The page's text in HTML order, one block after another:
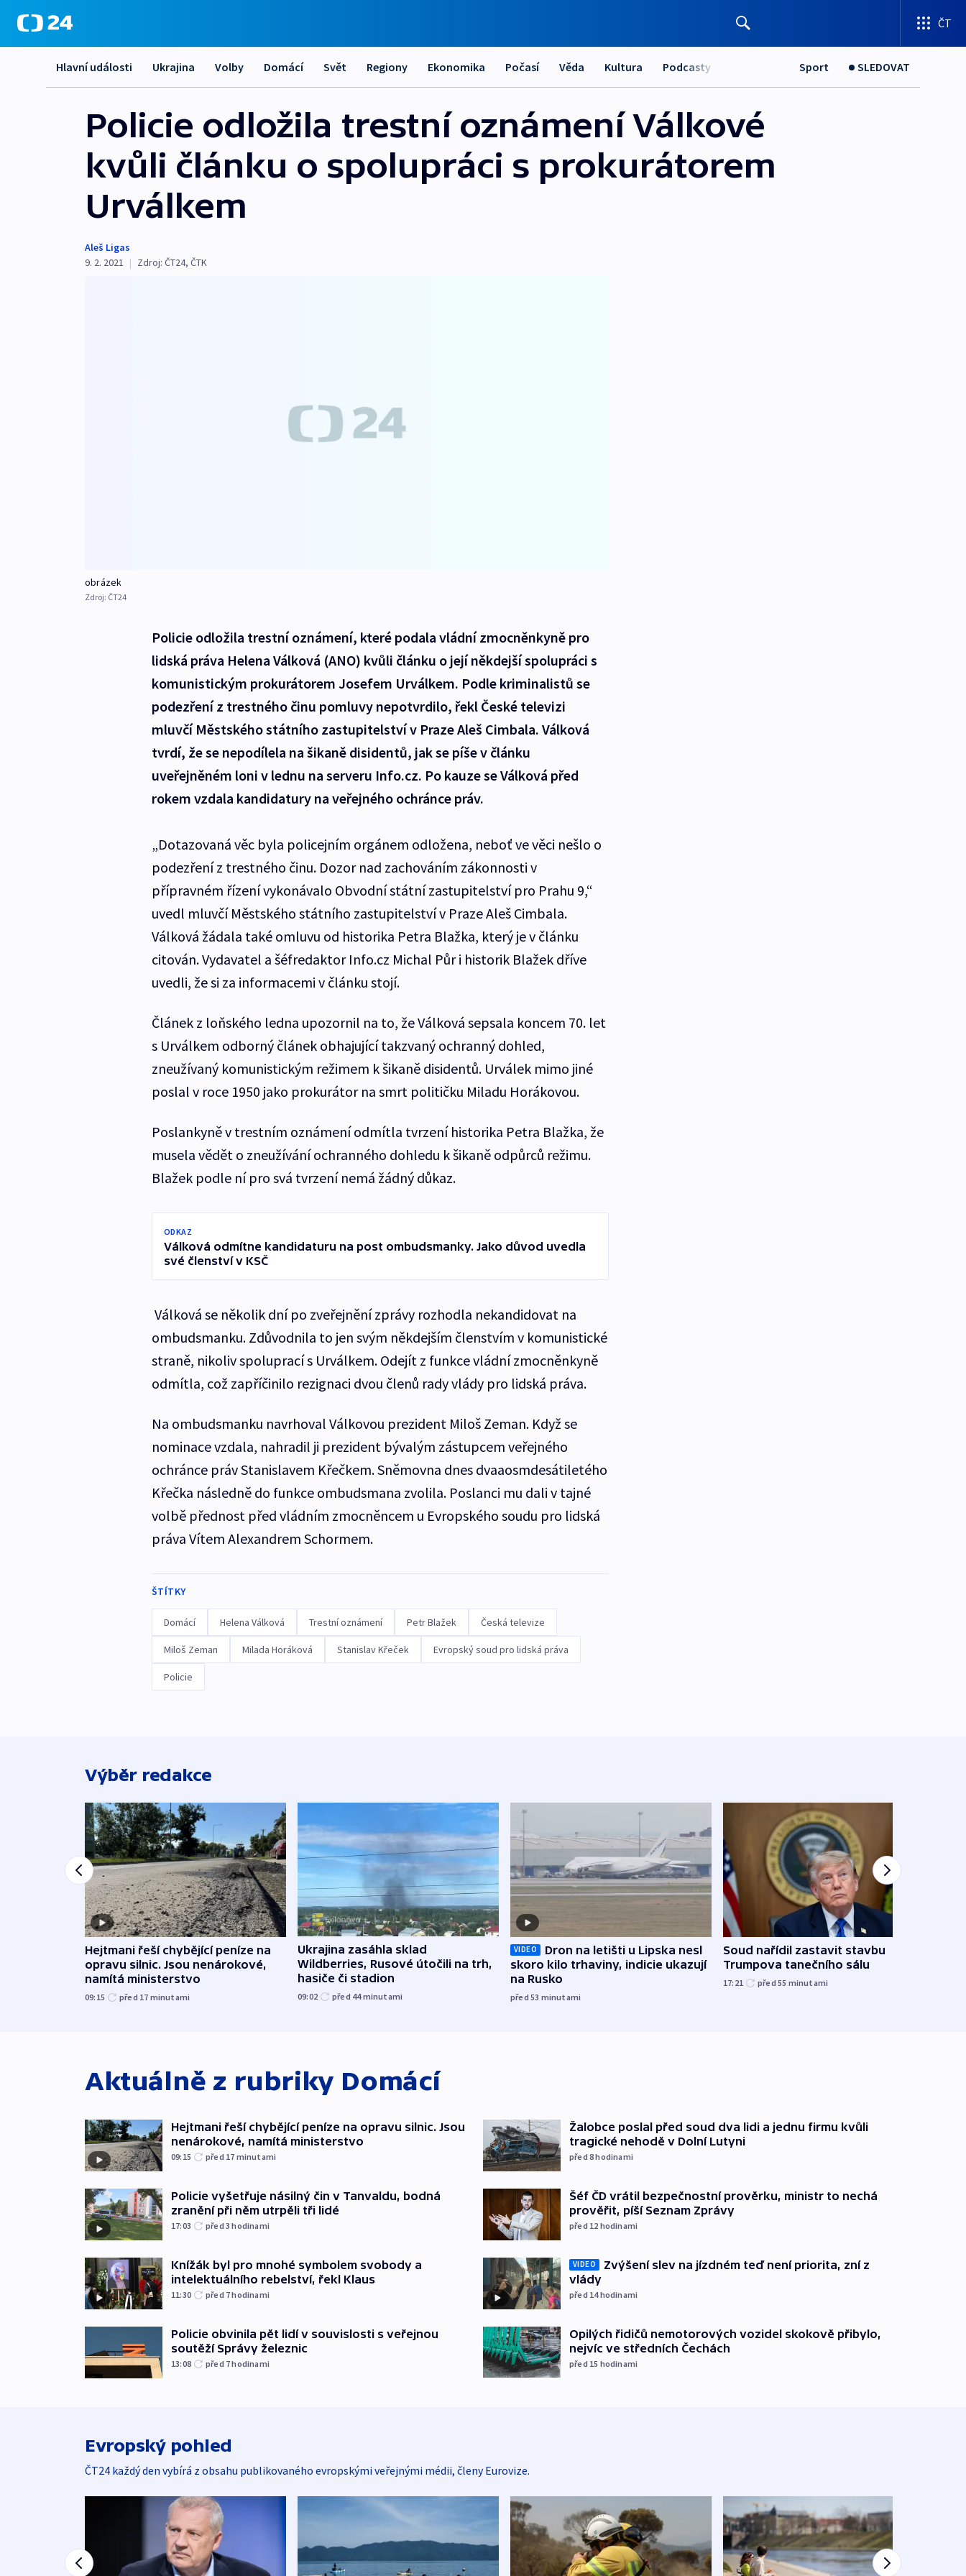
ČT
Hlavní události Ukrajina Volby Domácí Svět Regiony Ekonomika Počasí Věda Kultura Podcasty Sport SLEDOVAT
Policie odložila trestní oznámení Válkové
kvůli článku o spolupráci s prokurátorem
Urválkem
Aleš Ligas
9. 2. 2021 | Zdroj: ČT24, ČTK
obrázek
Zdroj: ČT24
Policie odložila trestní oznámení, které podala vládní zmocněnkyně pro
lidská práva Helena Válková (ANO) kvůli článku o její někdejší spolupráci s
komunistickým prokurátorem Josefem Urválkem. Podle kriminalistů se
podezření z trestného činu pomluvy nepotvrdilo, řekl České televizi
mluvčí Městského státního zastupitelství v Praze Aleš Cimbala. Válková
tvrdí, že se nepodílela na šikaně disidentů, jak se píše v článku
uveřejněném loni v lednu na serveru Info.cz. Po kauze se Válková před
rokem vzdala kandidatury na veřejného ochránce práv.
„Dotazovaná věc byla policejním orgánem odložena, neboť ve věci nešlo o
podezření z trestného činu. Dozor nad zachováním zákonnosti v
přípravném řízení vykonávalo Obvodní státní zastupitelství pro Prahu 9,“
uvedl mluvčí Městského státního zastupitelství v Praze Aleš Cimbala.
Válková žádala také omluvu od historika Petra Blažka, který je v článku
citován. Vydavatel a šéfredaktor Info.cz Michal Půr i historik Blažek dříve
uvedli, že si za informacemi v článku stojí.
Článek z loňského ledna upozornil na to, že Válková sepsala koncem 70. let
s Urválkem odborný článek obhajující takzvaný ochranný dohled,
zneužívaný komunistickým režimem k šikaně disidentů. Urválek mimo jiné
poslal v roce 1950 jako prokurátor na smrt političku Miladu Horákovou.
Poslankyně v trestním oznámení odmítla tvrzení historika Petra Blažka, že
musela vědět o zneužívání ochranného dohledu k šikaně odpůrců režimu.
Blažek podle ní pro svá tvrzení nemá žádný důkaz.
ODKAZ
Válková odmítne kandidaturu na post ombudsmanky. Jako důvod uvedla
své členství v KSČ
Válková se několik dní po zveřejnění zprávy rozhodla nekandidovat na
ombudsmanku. Zdůvodnila to jen svým někdejším členstvím v komunistické
straně, nikoliv spoluprací s Urválkem. Odejít z funkce vládní zmocněnkyně
odmítla, což zapříčinilo rezignaci dvou členů rady vlády pro lidská práva.
Na ombudsmanku navrhoval Válkovou prezident Miloš Zeman. Když se
nominace vzdala, nahradil ji prezident bývalým zástupcem veřejného
ochránce práv Stanislavem Křečkem. Sněmovna dnes dvaaosmdesátiletého
Křečka následně do funkce ombudsmana zvolila. Poslanci mu dali v tajné
volbě přednost před vládním zmocněncem u Evropského soudu pro lidská
práva Vítem Alexandrem Schormem.
ŠTÍTKY
Domácí Helena Válková Trestní oznámení Petr Blažek Česká televize
Miloš Zeman Milada Horáková Stanislav Křeček Evropský soud pro lidská práva
Policie
Výběr redakce
Hejtmani řeší chybějící peníze na
opravu silnic. Jsou nenárokové,
namítá ministerstvo
09:15 před 17 minutami
Ukrajina zasáhla sklad
Wildberries, Rusové útočili na trh,
hasiče či stadion
09:02 před 44minutami
VIDEO
Dron na letišti u Lipska nesl
skoro kilo trhaviny, indicie ukazují
na Rusko
před 53 minutami
Soud nařídil zastavit stavbu
Trumpova tanečního sálu
17:21 před 55 minutami
Aktuálně z rubriky Domácí
Hejtmani řeší chybějící peníze na opravu silnic. Jsou
nenárokové, namítá ministerstvo
09:15 před 17 minutami
Policie vyšetřuje násilný čin v Tanvaldu, bodná
zranění při něm utrpěli tři lidé
17:03 před 3hodinami
Knížák byl pro mnohé symbolem svobody a
intelektuálního rebelství, řekl Klaus
11:30 před 7hodinami
Policie obvinila pět lidí v souvislosti s veřejnou
soutěží Správy železnic
13:08 před 7hodinami
Žalobce poslal před soud dva lidi a jednu firmu kvůli
tragické nehodě v Dolní Lutyni
před 8hodinami
Šéf ČD vrátil bezpečnostní prověrku, ministr to nechá
prověřit, píší Seznam Zprávy
před 12 hodinami
VIDEO
Zvýšení slev na jízdném teď není priorita, zní z
vlády
před 14hodinami
Opilých řidičů nemotorových vozidel skokově přibylo,
nejvíc ve středních Čechách
před 15 hodinami
Evropský pohled
ČT24 každý den vybírá z obsahu publikovaného evropskými veřejnými médii, členy Eurovize.